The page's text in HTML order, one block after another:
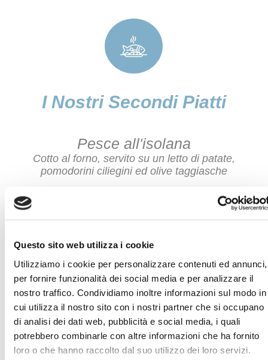
Questo sito web utilizza i cookie
Utilizziamo i cookie per personalizzare contenuti ed annunci,
per fornire funzionalità dei social media e per analizzare il
nostro traffico. Condividiamo inoltre informazioni sul modo in
cui utilizza il nostro sito con i nostri partner che si occupano
di analisi dei dati web, pubblicità e social media, i quali
potrebbero combinarle con altre informazioni che ha fornito
loro o che hanno raccolto dal suo utilizzo dei loro servizi.
I Nostri Secondi Piatti
Pesce all'isolana
Cotto al forno, servito su un letto di patate,
pomodorini ciliegini ed olive taggiasche
Composta da crostacei, seppie e pesce spada, cotti
di mare
Fritto misto di paranza
Calamari, gamberi, nella giusta stagione, acciughe
di Monterosso e triglie